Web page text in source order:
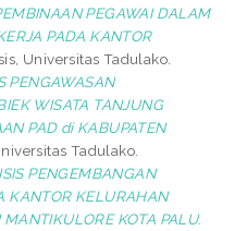
PEGAWAI DALAM
PADA KANTOR
Universitas Tadulako.
PENGAWASAN
WISATA TANJUNG
PAD di KABUPATEN
Tadulako.
PENGEMBANGAN
KANTOR KELURAHAN
KOTA PALU.